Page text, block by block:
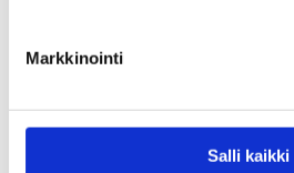
Markkinointi
Salli kaikki